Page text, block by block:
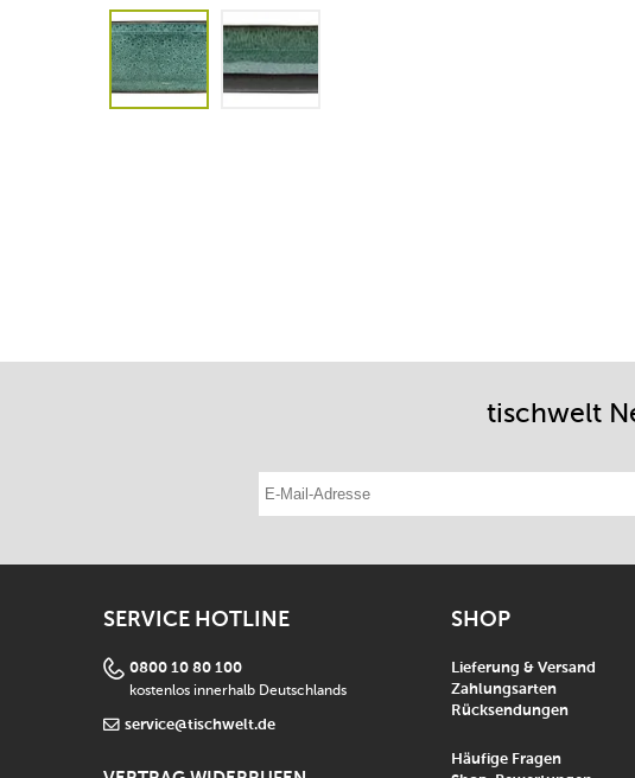
tischwelt
E-Mail-Adresse eintragen
SERVICE HOTLINE
0800 10 80 100
kostenlos innerhalb Deutschlands
service@tischwelt.de
SHOP
Lieferung & Versand
Zahlungsarten
Rücksendungen
Häufige Fragen